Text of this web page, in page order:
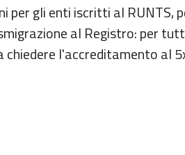
gli enti iscritti al RUNTS,
al Registro: per
l'accreditamento al